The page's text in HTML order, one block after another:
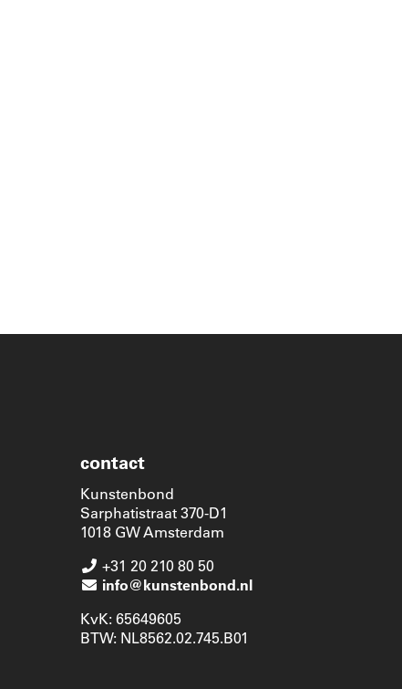
contact
Kunstenbond
Sarphatistraat 370-D1
1018 GW Amsterdam
+31 20 210 80 50
info@kunstenbond.nl
KvK: 65649605
BTW: NL8562.02.745.B01